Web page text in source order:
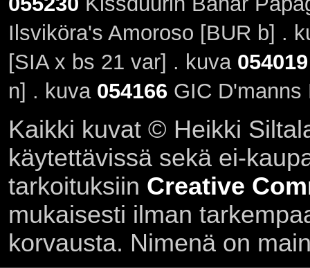
Ilsviköra's Amoroso [BUR b] .
[SIA x bs 21 var] . kuva 054019
n] . kuva 054166GIC D'manns
Kaikki kuvat © Heikki
käytettävissä sekä ei-
tarkoituksiin Creative
mukaisesti ilman
korvausta. Nimenä on